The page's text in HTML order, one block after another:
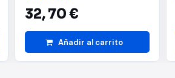
32,70 €
Añadir al carrito